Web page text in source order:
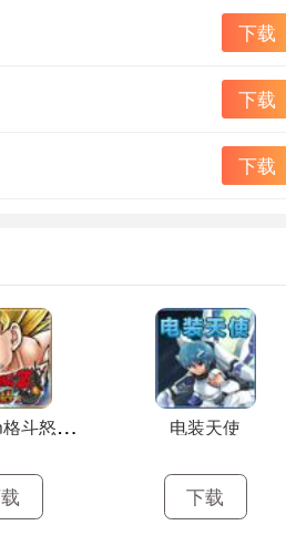
重拳OR重脚
下载
下载
下载
龙
珠mugen格斗怒气爆发国庆正式版 电装天使
下载